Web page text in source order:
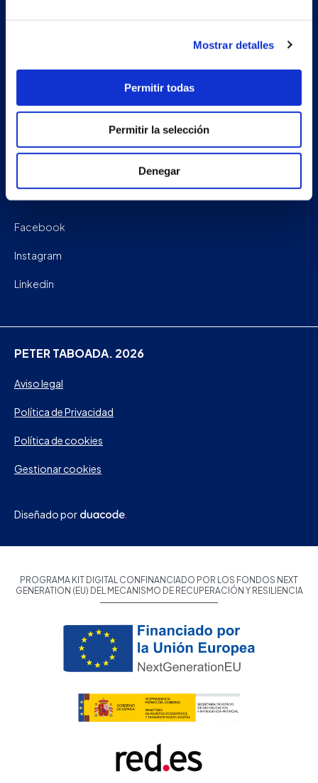
Mostrar detalles
Permitir todas
Permitir la selección
Denegar
Noticias
Facebook
Instagram
Linkedin
PETER TABOADA. 2026
Aviso legal
Política de Privacidad
Política de cookies
Gestionar cookies
Diseñado por
PROGRAMA KIT DIGITAL CONFINANCIADO POR LOS FONDOS NEXT
GENERATION (EU) DEL MECANISMO DE RECUPERACIÓN Y RESILIENCIA